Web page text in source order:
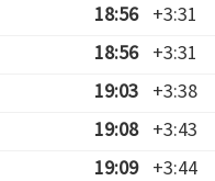
18:56 +3:31
18:56 +3:31
19:03 +3:38
19:08 +3:43
19:09 +3:44